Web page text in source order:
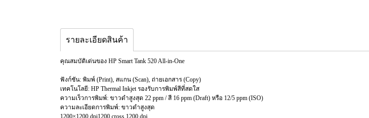
รายละเอียดสินค้า
คุณสมบัติเด่นของ HP Smart Tank 520 All-in-One
ฟังก์ชัน: พิมพ์ (Print), สแกน (Scan), ถ่ายเอกสาร (Copy)
เทคโนโลยี: HP Thermal Inkjet รองรับการพิมพ์สีที่สดใส
ความเร็วการพิมพ์: ขาวดำสูงสุด 22 ppm / สี 16 ppm (Draft) หรือ 12/5 ppm (ISO)
ความละเอียดการพิมพ์: ขาวดำสูงสุด
1200×1200 dpi1200 cross 1200 dpi